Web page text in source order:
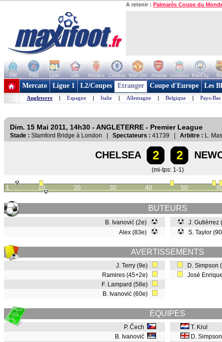
A retenir : Palmarès Coupe du
OM PSG Lyon Lille Monaco Chelsea Man Utd Arsenal Liverpool ManCity
+ de clubs
Mercato Ligue 1 L2/Coupes Etranger Coupe d'Europe Les
Angleterre | Espagne | Italie | Allemagne | Belgique | Pays-Bas
Dim. 15 Mai 2011, 14h30 - ANGLETERRE - Premier League
Stade : Stamford Bridge à London | Spectateurs : 41739 | Arbitre : L.
CHELSEA 2 2
(mi-tps: 1-1)
1 10 20 30 40 50
BUTEURS
B. Ivanović (2e)
Alex (83e)
J.
S. Taylor
AVERTISSEMENTS
J. Terry (9e)
Ramires (45+2e)
F. Lampard (58e)
B. Ivanović (60e)
D. Simpson
José
EQUIPES
P. Čech
B. Ivanović
T. Krul
D. Simpson